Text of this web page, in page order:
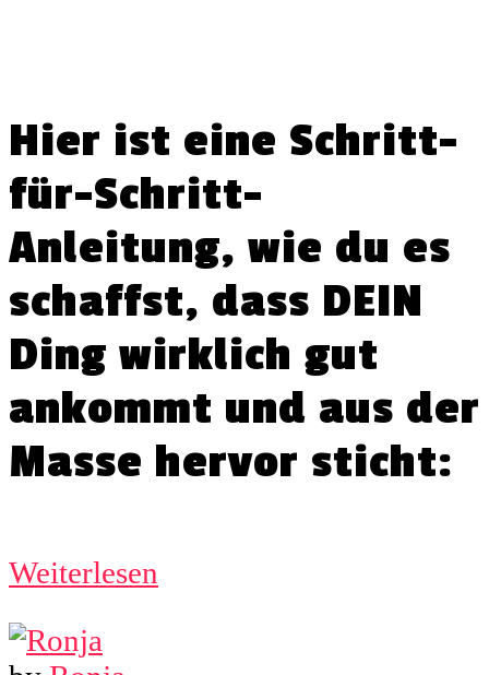
Hier ist eine Schritt-
für-Schritt-
Anleitung, wie du es
schaffst, dass DEIN
Ding wirklich gut
ankommt und aus der
Masse hervor sticht:
Weiterlesen